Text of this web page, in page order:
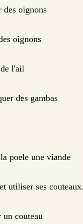
des oignons
oignons
l'ail
des gambas
poele une viande
utiliser ses
un couteau